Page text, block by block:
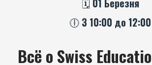
🗓️ 01 Березня
🕕 З 10:00 до 12:00
Всё о Swiss